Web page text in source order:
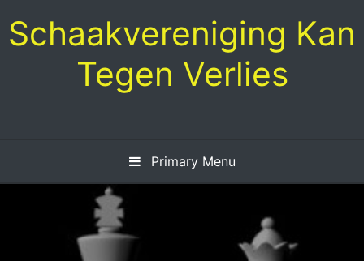
to
content
Schaakvereniging Kan
Tegen Verlies
Primary Menu